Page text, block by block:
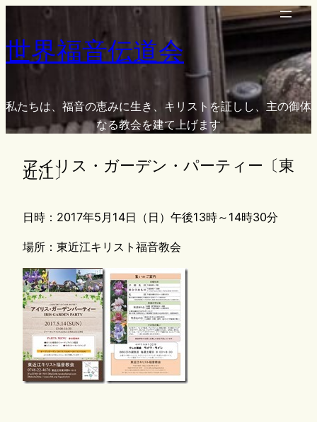
を
ッ
世界福音伝道会
私たちは、福音の恵みに生き、キリストを証しし、主の御体
なる教会を建て上げます
アイリス・ガーデン・パーティー〔東
近江〕
日時：2017年5月14日（日）午後13時～14時30分
場所：東近江キリスト福音教会